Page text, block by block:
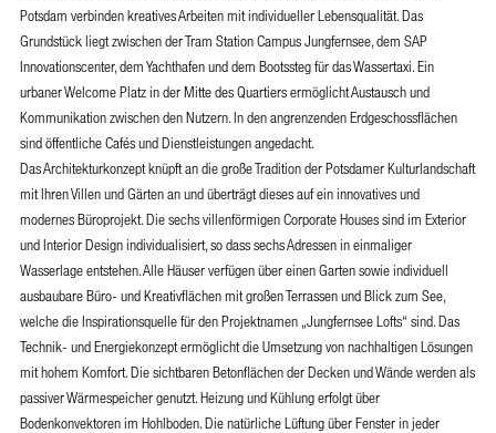
Potsdam verbinden kreatives Arbeiten mit individueller Lebensqualität. Das
Grundstück liegt zwischen der Tram Station Campus Jungfernsee, dem SAP
Innovationscenter, dem Yachthafen und dem Bootssteg für das Wassertaxi. Ein
urbaner Welcome Platz in der Mitte des Quartiers ermöglicht Austausch und
Kommunikation zwischen den Nutzern. In den angrenzenden Erdgeschossflächen
sind öffentliche Cafés und Dienstleistungen angedacht.
Das Architekturkonzept knüpft an die große Tradition der Potsdamer Kulturlandschaft
mit Ihren Villen und Gärten an und überträgt dieses auf ein innovatives und
modernes Büroprojekt. Die sechs villenförmigen Corporate Houses sind im Exterior
und Interior Design individualisiert, so dass sechs Adressen in einmaliger
Wasserlage entstehen. Alle Häuser verfügen über einen Garten sowie individuell
ausbaubare Büro- und Kreativflächen mit großen Terrassen und Blick zum See,
welche die Inspirationsquelle für den Projektnamen „Jungfernsee Lofts“ sind. Das
Technik- und Energiekonzept ermöglicht die Umsetzung von nachhaltigen Lösungen
mit hohem Komfort. Die sichtbaren Betonflächen der Decken und Wände werden als
passiver Wärmespeicher genutzt. Heizung und Kühlung erfolgt über
Bodenkonvektoren im Hohlboden. Die natürliche Lüftung über Fenster in jeder